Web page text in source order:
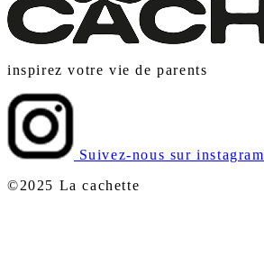
inspirez votre vie de parents
Suivez-nous sur instagram
©2025 La cachette